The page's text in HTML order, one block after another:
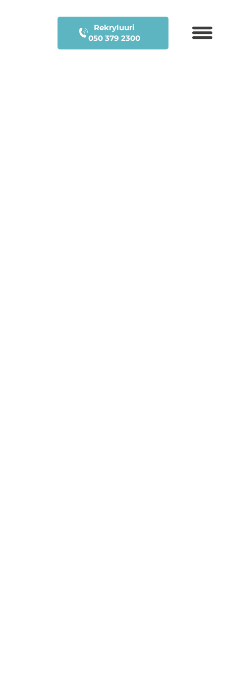
Rekryluuri
050 379 2300